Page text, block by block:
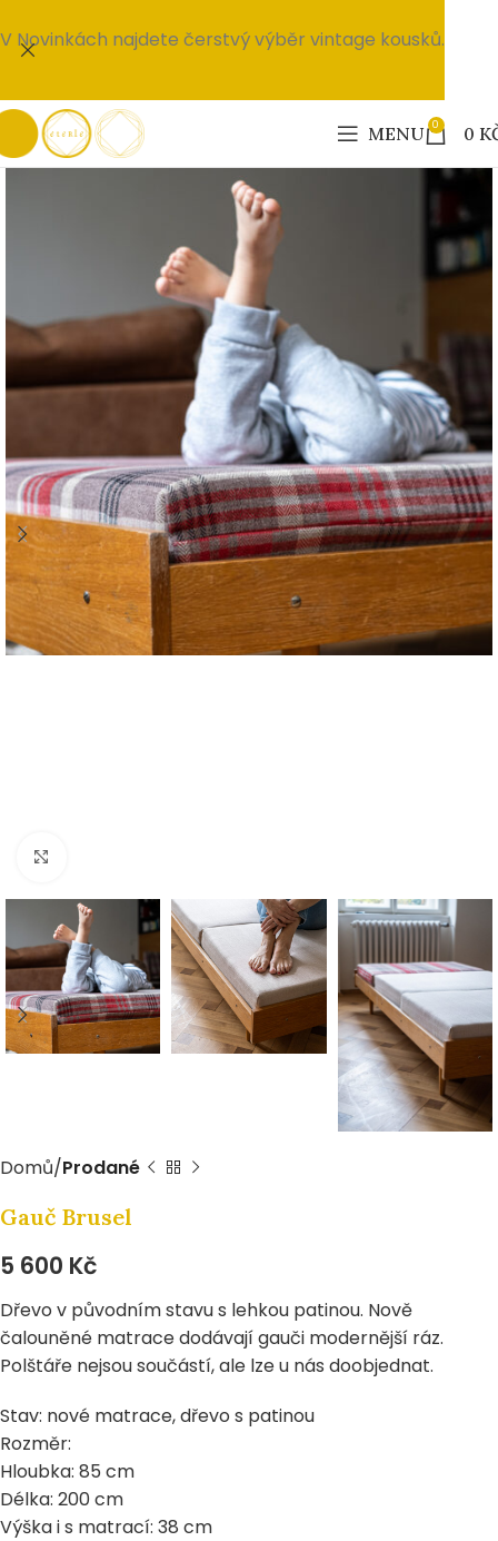
MENU 0 0
Domů Prodané
Gauč Brusel
5 600 Kč
Dřevo v původním stavu s lehkou patinou. Nově
čalouněné matrace dodávají gauči modernější ráz.
Polštáře nejsou součástí, ale lze u nás doobjednat.
Stav: nové matrace, dřevo s patinou
Rozměr:
Hloubka: 85 cm
Délka: 200 cm
Výška i s matrací: 38 cm
V Novinkách najdete čerstvý výběr vintage kousků.